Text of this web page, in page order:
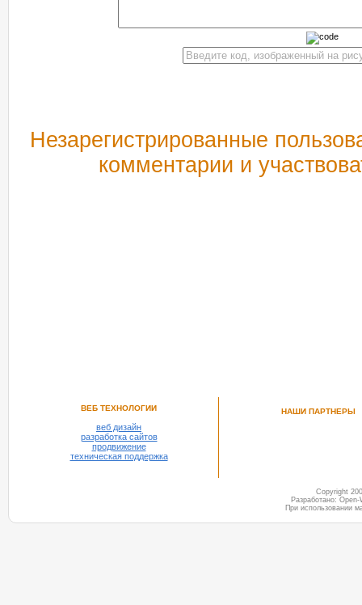
Незарегистрированные
комментарии и
ВЕБ ТЕХНОЛОГИИ
веб дизайн
разработка сайтов
продвижение
техническая поддержка
НАШИ ПАРТНЕРЫ
Copyright
Разработано:
При использовании